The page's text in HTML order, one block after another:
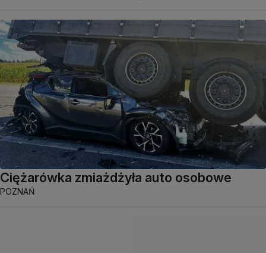
Ciężarówka zmiażdżyła auto osobowe
POZNAŃ